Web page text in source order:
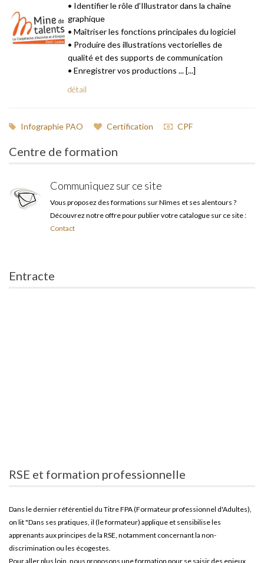
• Identifier le rôle d’Illustrator dans la chaîne
graphique
• Maîtriser les fonctions principales du logiciel
• Produire des illustrations vectorielles de
qualité et des supports de communication
• Enregistrer vos productions ... [...]
détail
Infographie PAO Certification CPF
Centre de formation
Communiquez sur ce site
Vous proposez des formations sur Nîmes et ses alentours ?
Découvrez notre offre pour publier votre catalogue sur ce site :
Contact
Entracte
RSE et formation professionnelle
Dans le dernier référentiel du Titre FPA (Formateur professionnel d'Adultes),
on lit "Dans ses pratiques, il (le formateur) applique et sensibilise les
apprenants aux principes de la RSE, notamment concernant la non-
discrimination ou les écogestes.
Pour aller plus loin, nous proposons une formation pour se saisir des enjeux